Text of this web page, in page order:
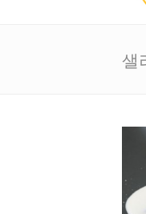
샐